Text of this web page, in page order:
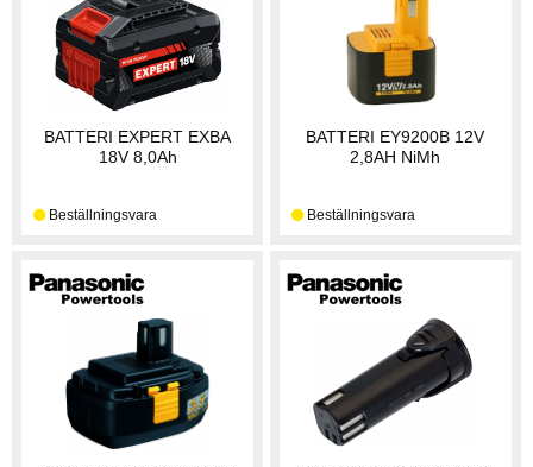
BATTERI EXPERT EXBA
18V 8,0Ah
BATTERI EY9200B 12V
2,8AH NiMh